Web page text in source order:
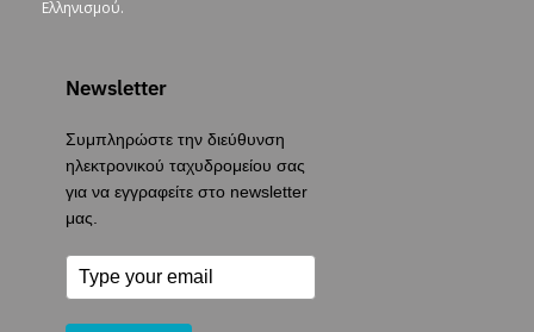
Ελληνισμού.
Newsletter
Συμπληρώστε την διεύθυνση
ηλεκτρονικού ταχυδρομείου σας
για να εγγραφείτε στο newsletter
μας.